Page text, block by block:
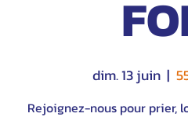
dim. 13 juin
  |
Rejoignez-nous pour prier,